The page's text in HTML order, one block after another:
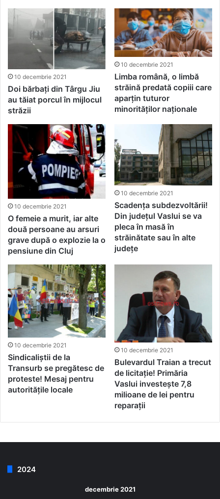
10 decembrie 2021
Doi bărbați din Târgu Jiu
au tăiat porcul în mijlocul
străzii
10 decembrie 2021
Limba română, o limbă
străină predată copiii care
aparțin tuturor
minorităților naționale
10 decembrie 2021
O femeie a murit, iar alte
două persoane au arsuri
grave după o explozie la o
pensiune din Cluj
10 decembrie 2021
Scadența subdezvoltării!
Din județul Vaslui se va
pleca în masă în
străinătate sau în alte
județe
10 decembrie 2021
Sindicaliștii de la
Transurb se pregătesc de
proteste! Mesaj pentru
autoritățile locale
10 decembrie 2021
Bulevardul Traian a trecut
de licitație! Primăria
Vaslui investește 7,8
milioane de lei pentru
reparații
2024
decembrie 2021